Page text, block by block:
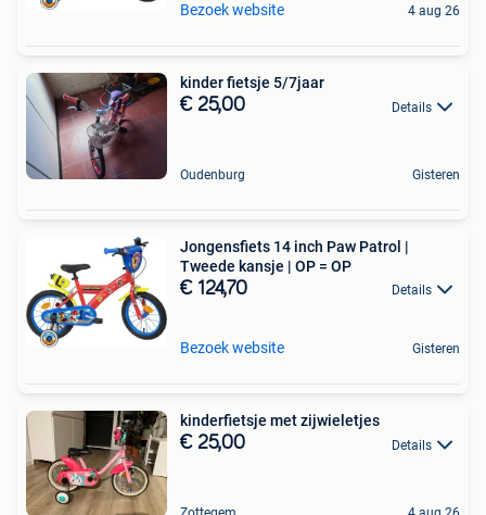
Bezoek website 4 aug 26
kinder fietsje 5/7jaar
€ 25,00 Details
Oudenburg Gisteren
Jongensfiets 14 inch Paw Patrol |
Tweede kansje | OP = OP
€ 124,70 Details
Bezoek website Gisteren
kinderfietsje met zijwieletjes
€ 25,00 Details